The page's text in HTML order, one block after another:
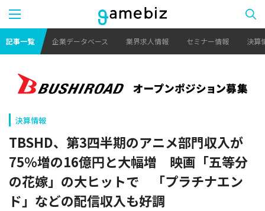
記事一覧 企業データベース 業界求人情報 セミナー情報 決算
決算情報
TBSHD、第3四半期のアニメ部門収入が
75％増の16億円と大幅増 映画「五等分
の花嫁」の大ヒットで 「プラチナエン
ド」などの配信収入も好調